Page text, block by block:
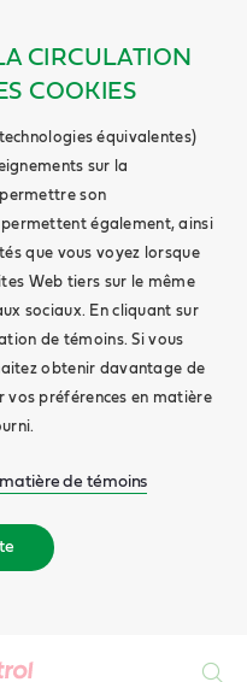
CIRCULATION
COOKIES
équivalentes)
sur la
son
également, ainsi
que vous voyez lorsque
Web tiers sur le même
sociaux. En cliquant sur
de témoins. Si vous
obtenir davantage de
vos préférences en matière
de témoins